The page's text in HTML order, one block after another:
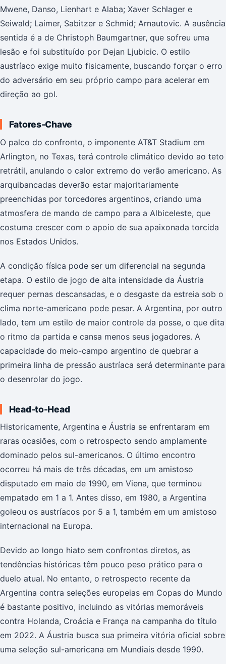
Mwene, Danso, Lienhart e Alaba; Xaver Schlager e
Seiwald; Laimer, Sabitzer e Schmid; Arnautovic. A ausência
sentida é a de Christoph Baumgartner, que sofreu uma
lesão e foi substituído por Dejan Ljubicic. O estilo
austríaco exige muito fisicamente, buscando forçar o erro
do adversário em seu próprio campo para acelerar em
direção ao gol.
Fatores-Chave
O palco do confronto, o imponente AT&T Stadium em
Arlington, no Texas, terá controle climático devido ao teto
retrátil, anulando o calor extremo do verão americano. As
arquibancadas deverão estar majoritariamente
preenchidas por torcedores argentinos, criando uma
atmosfera de mando de campo para a Albiceleste, que
costuma crescer com o apoio de sua apaixonada torcida
nos Estados Unidos.
A condição física pode ser um diferencial na segunda
etapa. O estilo de jogo de alta intensidade da Áustria
requer pernas descansadas, e o desgaste da estreia sob o
clima norte-americano pode pesar. A Argentina, por outro
lado, tem um estilo de maior controle da posse, o que dita
o ritmo da partida e cansa menos seus jogadores. A
capacidade do meio-campo argentino de quebrar a
primeira linha de pressão austríaca será determinante para
o desenrolar do jogo.
Head-to-Head
Historicamente, Argentina e Áustria se enfrentaram em
raras ocasiões, com o retrospecto sendo amplamente
dominado pelos sul-americanos. O último encontro
ocorreu há mais de três décadas, em um amistoso
disputado em maio de 1990, em Viena, que terminou
empatado em 1 a 1. Antes disso, em 1980, a Argentina
goleou os austríacos por 5 a 1, também em um amistoso
internacional na Europa.
Devido ao longo hiato sem confrontos diretos, as
tendências históricas têm pouco peso prático para o
duelo atual. No entanto, o retrospecto recente da
Argentina contra seleções europeias em Copas do Mundo
é bastante positivo, incluindo as vitórias memoráveis
contra Holanda, Croácia e França na campanha do título
em 2022. A Áustria busca sua primeira vitória oficial sobre
uma seleção sul-americana em Mundiais desde 1990.